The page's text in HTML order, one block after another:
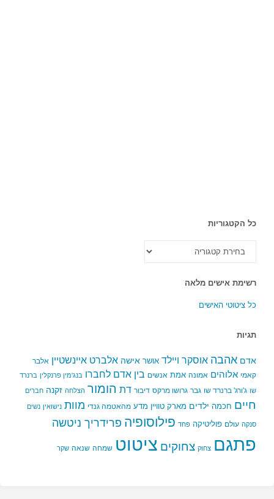
כל הקטגוריות
הקטגוריות
רשימת אישים מלאה
כל ציטוטי האישים
תגיות
אדם אהבה אוסקר ויילד אושר אישה אלברט איינשטיין אלבר
קאמי אלוהים אמונה אמת אנשים בין אדם לחברו בנג'מין פרנקלין ברנרד
שו ג'ורג' ברנרד שו גבר גרושו מרקס דיבור דת הומור הצלחה זקנה חברים
חיים חכמה ילדים מארק טוויין מדע מהאטמה גנדי מוות נישואין נשים
סנקה עולם פוליטיקה פחד פילוסופיה פרידריך ניטשה
פתגם צחוק צחוקים ציטוט שמחה שנאה שקר